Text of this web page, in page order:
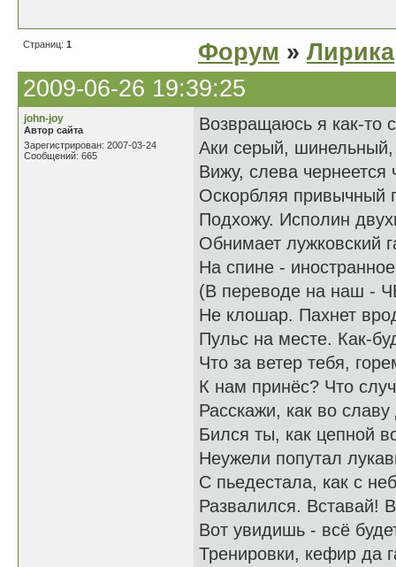
Страниц: 1 Форум » Лирика
2009-06-26 19:39:25
john-joy
Автор сайта
Зарегистрирован: 2007-03-24
Сообщений: 665
Возвращаюсь я как-то
Аки серый,
Вижу, слева чернеется
Оскорбляя привычный
Подхожу. Исполин
Обнимает лужковский
На спине -
(В переводе на наш -
Не клошар. Пахнет
Пульс на месте. Как-
Что за ветер тебя,
К нам принёс? Что
Расскажи, как во
Бился ты, как цепной
Неужели попутал
С пьедестала, как с
Развалился. Вставай!
Вот увидишь - всё
Тренировки, кефир да